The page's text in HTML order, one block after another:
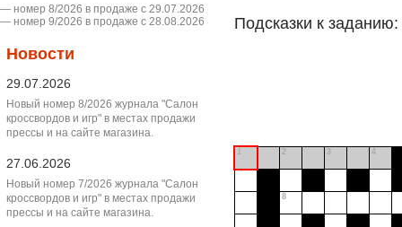
― номер 8/2026 в продаже с 29.07.2026
― номер 9/2026 в продаже с 28.08.2026
Новости
29.07.2026
Новый номер 8/2026 журнала "Салон
кроссвордов и игр" в местах продажи
прессы и на сайте магазина.
27.06.2026
Новый номер 7/2026 журнала "Салон
кроссвордов и игр" в местах продажи
прессы и на сайте магазина.
Подсказки к заданию:
1 2 3 4
8